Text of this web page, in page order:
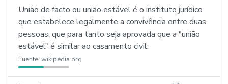
União de facto ou união estável é o instituto jurídico
que estabelece legalmente a convivência entre duas
pessoas, que para tanto seja aprovada que a "união
estável" é similar ao casamento civil.
Fuente: wikipedia.org